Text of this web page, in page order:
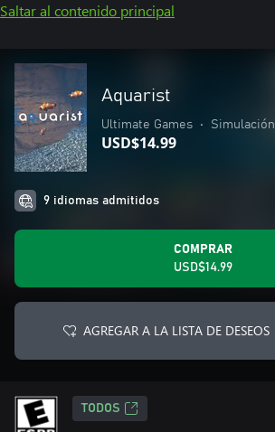
Saltar al contenido principal
Aquarist
Ultimate Games • Simulación
USD$14.99
9 idiomas admitidos
COMPRAR
USD$14.99
AGREGAR A LA LISTA DE DESEOS
TODOS